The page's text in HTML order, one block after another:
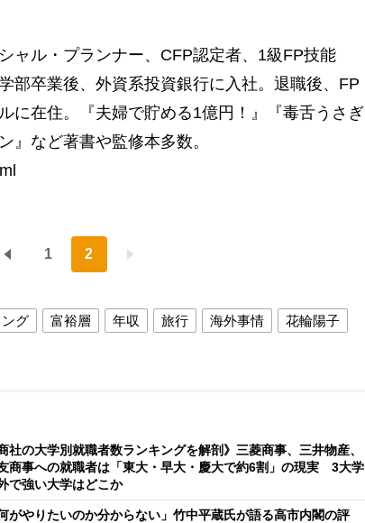
ャル・プランナー、CFP認定者、1級FP技能
部卒業後、外資系投資銀行に入社。退職後、FP
に在住。『夫婦で貯める1億円！』『毒舌うさぎ
』など著書や監修本多数。
1 2
グ 富裕層 年収 旅行 海外事情
花輪陽子
商社の大学別就職者数ランキングを解剖》三菱商事、三井物産、
商事への就職者は「東大・早大・慶大で約6割」の現実 3大学
で強い大学はどこか
何がやりたいのか分からない」竹中平蔵氏が語る高市内閣の評